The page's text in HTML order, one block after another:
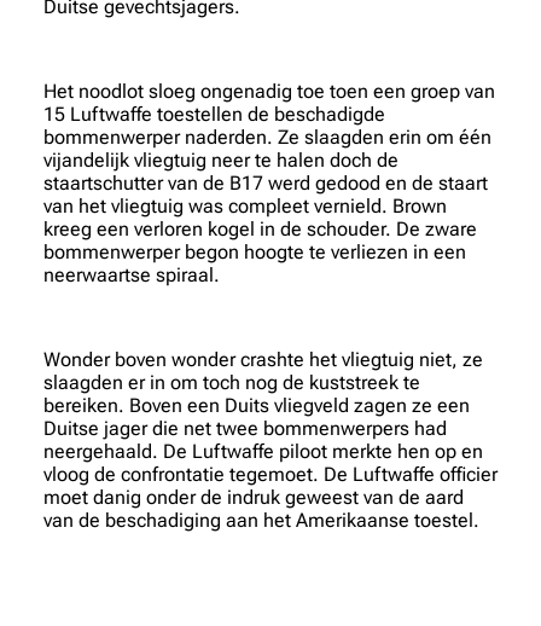
Duitse gevechtsjagers.
Het noodlot sloeg ongenadig toe toen een groep van
15 Luftwaffe toestellen de beschadigde
bommenwerper naderden. Ze slaagden erin om één
vijandelijk vliegtuig neer te halen doch de
staartschutter van de B17 werd gedood en de staart
van het vliegtuig was compleet vernield. Brown
kreeg een verloren kogel in de schouder. De zware
bommenwerper begon hoogte te verliezen in een
neerwaartse spiraal.
Wonder boven wonder crashte het vliegtuig niet, ze
slaagden er in om toch nog de kuststreek te
bereiken. Boven een Duits vliegveld zagen ze een
Duitse jager die net twee bommenwerpers had
neergehaald. De Luftwaffe piloot merkte hen op en
vloog de confrontatie tegemoet. De Luftwaffe officier
moet danig onder de indruk geweest van de aard
van de beschadiging aan het Amerikaanse toestel.